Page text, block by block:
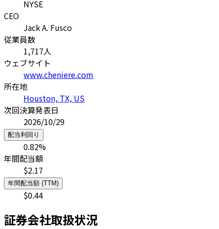
NYSE
CEO
Jack A. Fusco
従業員数
1,717人
ウェブサイト
www.cheniere.com
所在地
Houston, TX, US
次回決算発表日
2026/10/29
配当利回り
0.82%
年間配当額
$2.17
年間配当額 (TTM)
$0.44
証券会社取扱状況